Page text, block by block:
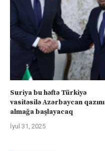
Suriya bu həftə Türkiyə
vasitəsilə Azərbaycan qazını
almağa başlayacaq
İyul 31, 2025